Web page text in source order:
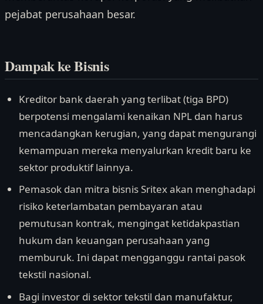
pejabat perusahaan besar.
Dampak ke Bisnis
Kreditor bank daerah yang terlibat (tiga BPD)
berpotensi mengalami kenaikan NPL dan harus
mencadangkan kerugian, yang dapat mengurangi
kemampuan mereka menyalurkan kredit baru ke
sektor produktif lainnya.
Pemasok dan mitra bisnis Sritex akan menghadapi
risiko keterlambatan pembayaran atau
pemutusan kontrak, mengingat ketidakpastian
hukum dan keuangan perusahaan yang
memburuk. Ini dapat mengganggu rantai pasok
tekstil nasional.
Bagi investor di sektor tekstil dan manufaktur,